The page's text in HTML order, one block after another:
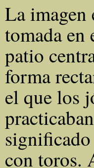
La imagen
tomada en
patio
forma
el que los
con toros.